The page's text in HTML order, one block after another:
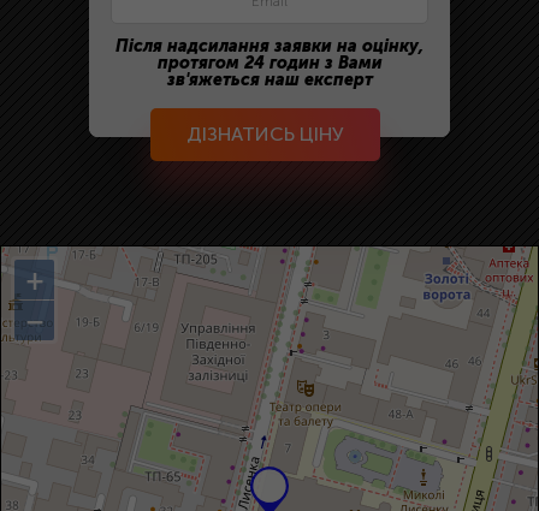
Після надсилання заявки на оцінку,
протягом 24 годин з Вами
зв'яжеться наш експерт
ДІЗНАТИСЬ ЦІНУ
+
−